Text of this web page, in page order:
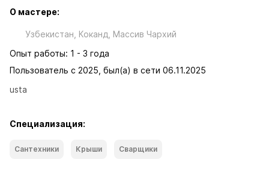
О мастере:
Узбекистан, Коканд, Массив Чархий
Опыт работы: 1 - 3 года
Пользователь с 2025, был(а) в сети 06.11.2025
usta
Специализация:
Сантехники Крыши Сварщики